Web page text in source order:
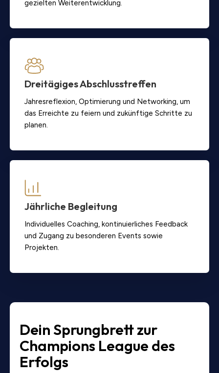
gezielten Weiterentwicklung.
Dreitägiges Abschlusstreffen
Jahresreflexion, Optimierung und Networking, um
das Erreichte zu feiern und zukünftige Schritte zu
planen.
Jährliche Begleitung
Individuelles Coaching, kontinuierliches Feedback
und Zugang zu besonderen Events sowie
Projekten.
Dein Sprungbrett zur
Champions League des
Erfolgs